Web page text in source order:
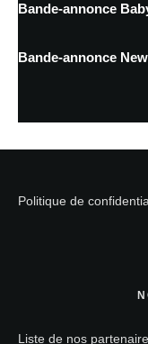
Bande-annonce
Bande-annonce
Politique de
Liste de nos